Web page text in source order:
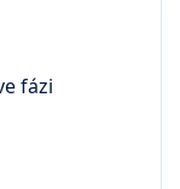
fázi